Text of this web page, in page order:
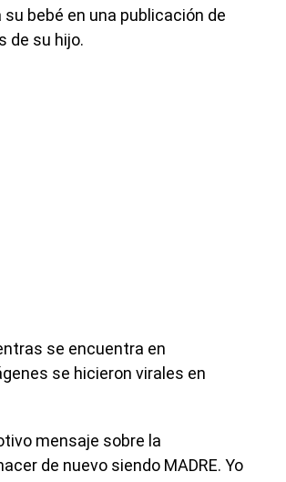
bebé en una publicación de
de su hijo.
se encuentra en
se hicieron virales en
mensaje sobre la
de nuevo siendo MADRE. Yo